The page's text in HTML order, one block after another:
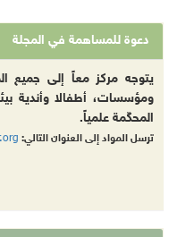
دعوة للمساهمة في المجلة
يتوجه مركز معاً إلى جميع
ومؤسسات، أطفالا وأندية
المحكّمة علمياً.
ترسل المواد إلى العنوان التالي: